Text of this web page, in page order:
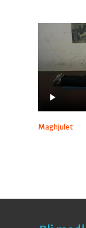
Maghjulet